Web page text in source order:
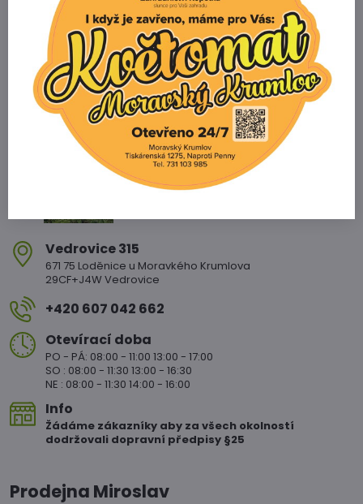
Email
info@zahradnictvikopetka.cz
Zahradnictví Vedrovice
Vedrovice 315
671 75 Loděnice u Moravkého Krumlova
29CF+J4W Vedrovice
+420 607 042 662
Otevírací doba
PO - PÁ: 08:00 - 11:00 13:00 - 17:00
SO : 08:00 - 11:30 13:00 - 16:30
NE : 08:00 - 11:30 14:00 - 16:00
Info
Žádáme zákazníky aby za všech okolností
dodržovali dopravní předpisy §25
Prodejna Miroslav